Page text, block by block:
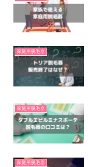
家庭用脱毛器
家庭用脱毛器
家庭用脱毛器